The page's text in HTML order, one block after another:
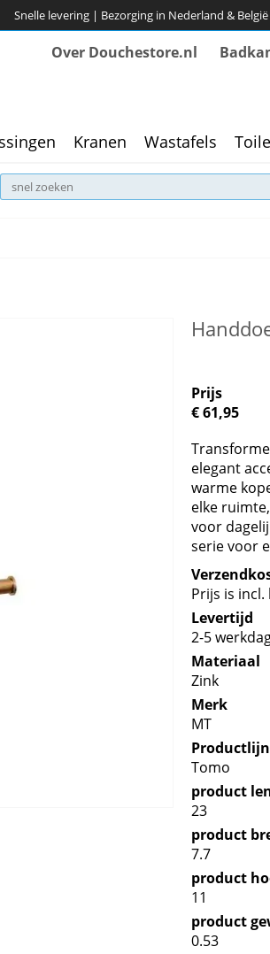
Snelle levering | Bezorging in Nederland &
Over Douchestore.nl
Kranen Wastafels
Prijs
€ 61,95
elegant
warme
elke
voor
serie voor
Prijs is
Levertijd
2-5
Materiaal
Zink
Merk
MT
Productlijn
Tomo
product
23
product
7.7
product
11
product
0.53